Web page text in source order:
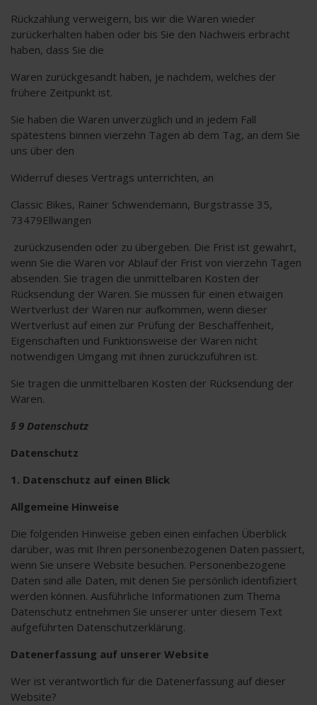
Rückzahlung verweigern, bis wir die Waren wieder
zurückerhalten haben oder bis Sie den Nachweis erbracht
haben, dass Sie die
Waren zurückgesandt haben, je nachdem, welches der
frühere Zeitpunkt ist.
Sie haben die Waren unverzüglich und in jedem Fall
spätestens binnen vierzehn Tagen ab dem Tag, an dem Sie
uns über den
Widerruf dieses Vertrags unterrichten, an
Classic Bikes, Rainer Schwendemann, Burgstrasse 35,
73479Ellwangen
zurückzusenden oder zu übergeben. Die Frist ist gewahrt,
wenn Sie die Waren vor Ablauf der Frist von vierzehn Tagen
absenden. Sie tragen die unmittelbaren Kosten der
Rücksendung der Waren. Sie müssen für einen etwaigen
Wertverlust der Waren nur aufkommen, wenn dieser
Wertverlust auf einen zur Prüfung der Beschaffenheit,
Eigenschaften und Funktionsweise der Waren nicht
notwendigen Umgang mit ihnen zurückzuführen ist.
Sie tragen die unmittelbaren Kosten der Rücksendung der
Waren.
§ 9 Datenschutz
Datenschutz
1. Datenschutz auf einen Blick
Allgemeine Hinweise
Die folgenden Hinweise geben einen einfachen Überblick
darüber, was mit Ihren personenbezogenen Daten passiert,
wenn Sie unsere Website besuchen. Personenbezogene
Daten sind alle Daten, mit denen Sie persönlich identifiziert
werden können. Ausführliche Informationen zum Thema
Datenschutz entnehmen Sie unserer unter diesem Text
aufgeführten Datenschutzerklärung.
Datenerfassung auf unserer Website
Wer ist verantwortlich für die Datenerfassung auf dieser
Website?